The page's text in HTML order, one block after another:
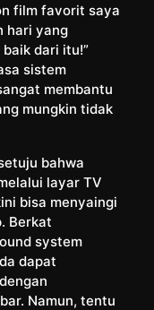
film favorit saya
hari yang
dari itu!”
sistem
membantu
mungkin tidak
bahwa
layar TV
bisa menyaingi
Berkat
system
dapat
Namun, tentu